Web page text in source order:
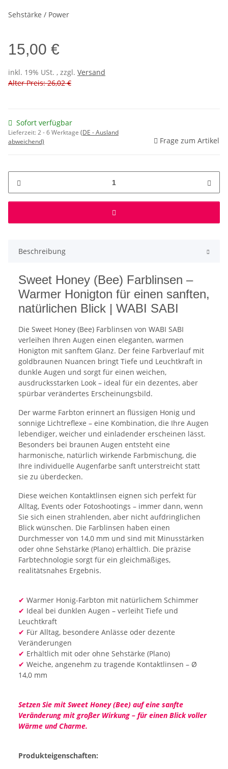
Sehstärke / Power
15,00 €
inkl. 19% USt. , zzgl. Versand
Alter Preis: 26,02 €
Sofort verfügbar
Lieferzeit:2 - 6 Werktage (DE - Ausland
abweichend)
Frage zum Artikel
Beschreibung
Sweet Honey (Bee) Farblinsen –
Warmer Honigton für einen sanften,
natürlichen Blick | WABI SABI
Die Sweet Honey (Bee) Farblinsen von WABI SABI
verleihen Ihren Augen einen eleganten, warmen
Honigton mit sanftem Glanz. Der feine Farbverlauf mit
goldbraunen Nuancen bringt Tiefe und Leuchtkraft in
dunkle Augen und sorgt für einen weichen,
ausdrucksstarken Look – ideal für ein dezentes, aber
spürbar verändertes Erscheinungsbild.
Der warme Farbton erinnert an flüssigen Honig und
sonnige Lichtreflexe – eine Kombination, die Ihre Augen
lebendiger, weicher und einladender erscheinen lässt.
Besonders bei braunen Augen entsteht eine
harmonische, natürlich wirkende Farbmischung, die
Ihre individuelle Augenfarbe sanft unterstreicht statt
sie zu überdecken.
Diese weichen Kontaktlinsen eignen sich perfekt für
Alltag, Events oder Fotoshootings – immer dann, wenn
Sie sich einen strahlenden, aber nicht aufdringlichen
Blick wünschen. Die Farblinsen haben einen
Durchmesser von 14,0 mm und sind mit Minusstärken
oder ohne Sehstärke (Plano) erhältlich. Die präzise
Farbtechnologie sorgt für ein gleichmäßiges,
realitätsnahes Ergebnis.
✔ Warmer Honig-Farbton mit natürlichem Schimmer
✔ Ideal bei dunklen Augen – verleiht Tiefe und
Leuchtkraft
✔ Für Alltag, besondere Anlässe oder dezente
Veränderungen
✔ Erhältlich mit oder ohne Sehstärke (Plano)
✔ Weiche, angenehm zu tragende Kontaktlinsen – Ø
14,0 mm
Setzen Sie mit Sweet Honey (Bee) auf eine sanfte
Veränderung mit großer Wirkung – für einen Blick voller
Wärme und Charme.
Produkteigenschaften: